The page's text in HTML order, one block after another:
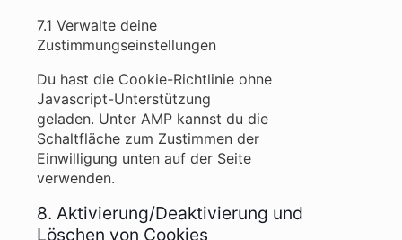
7.1 Verwalte deine
Zustimmungseinstellungen
Du hast die Cookie-Richtlinie ohne
Javascript-Unterstützung
geladen. Unter AMP kannst du die
Schaltfläche zum Zustimmen der
Einwilligung unten auf der Seite
verwenden.
8. Aktivierung/Deaktivierung und
Löschen von Cookies